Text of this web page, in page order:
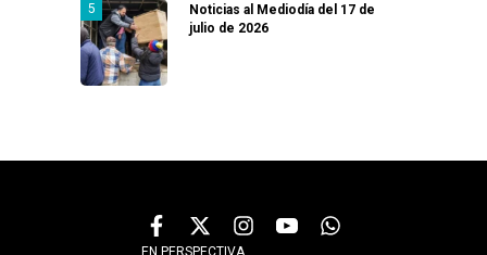
Noticias al Mediodía del 17 de
julio de 2026
EN PERSPECTIVA